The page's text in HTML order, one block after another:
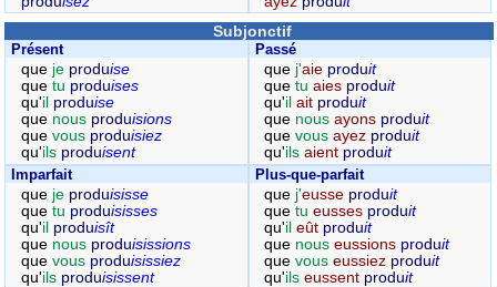
Subjonctif
Présent
que je produise
que tu produises
qu'il produise
que nous produisions
que vous produisiez
qu'ils produisent
Passé
que j'aie produit
quetuaies produit
qu'ilait produit
que nousayons produit
quevousayez produit
qu'ilsaient produit
Imparfait
que je produisisse
que tu produisisses
qu'il produisît
que nous produisissions
que vous produisissiez
qu'ils produisissent
Plus-que-parfait
que j'eusse produit
quetueusses produit
qu'ileût produit
que nouseussions produit
quevouseussiez produit
qu'ilseussent produit